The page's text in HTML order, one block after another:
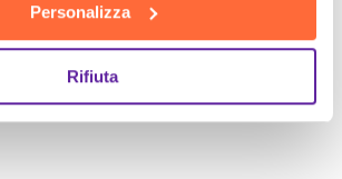
Personalizza
Rifiuta